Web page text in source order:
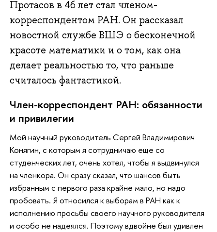
Протасов в 46 лет стал членом-
корреспондентом РАН. Он рассказал
новостной службе ВШЭ о бесконечной
красоте математики и о том, как она
делает реальностью то, что раньше
считалось фантастикой.
Член-корреспондент РАН: обязанности
и привилегии
Мой научный руководитель Сергей Владимирович
Конягин, с которым я сотрудничаю еще со
студенческих лет, очень хотел, чтобы я выдвинулся
на членкора. Он сразу сказал, что шансов быть
избранным с первого раза крайне мало, но надо
пробовать. Я относился к выборам в РАН как к
исполнению просьбы своего научного руководителя
и особо не надеялся. Поэтому вдвойне был удивлен